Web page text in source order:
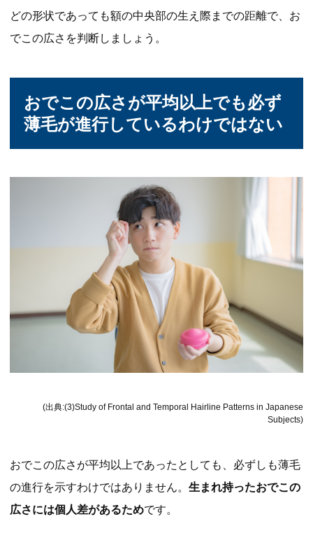
どの形状であっても額の中央部の生え際までの距離で、お
でこの広さを判断しましょう。
おでこの広さが平均以上でも必ず
薄毛が進行しているわけではない
(出典:(3)Study of Frontal and Temporal Hairline Patterns in Japanese
Subjects)
おでこの広さが平均以上であったとしても、必ずしも薄毛
の進行を示すわけではありません。 生まれ持ったおでこの
広さには個人差があるためです。